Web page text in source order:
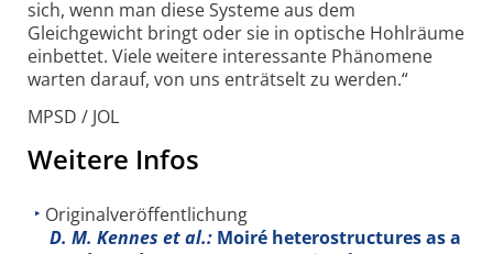
sich, wenn man diese Systeme aus dem
Gleichgewicht bringt oder sie in optische Hohlräume
einbettet. Viele weitere interessante Phänomene
warten darauf, von uns enträtselt zu werden.“
MPSD / JOL
Weitere Infos
Originalveröffentlichung
D. M. Kennes et al.: Moiré heterostructures as a